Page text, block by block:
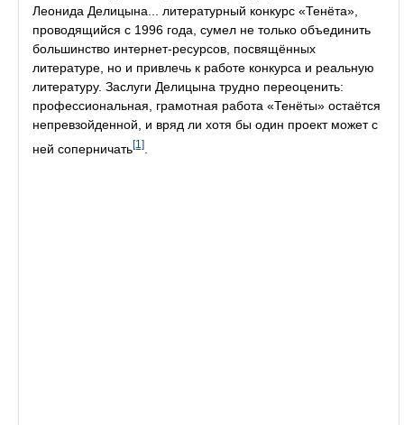
Леонида Делицына... литературный конкурс «Тенёта»,
проводящийся с 1996 года, сумел не только объединить
большинство интернет-ресурсов, посвящённых
литературе, но и привлечь к работе конкурса и реальную
литературу. Заслуги Делицына трудно переоценить:
профессиональная, грамотная работа «Тенёты» остаётся
непревзойденной, и вряд ли хотя бы один проект может с
ней соперничать[1]